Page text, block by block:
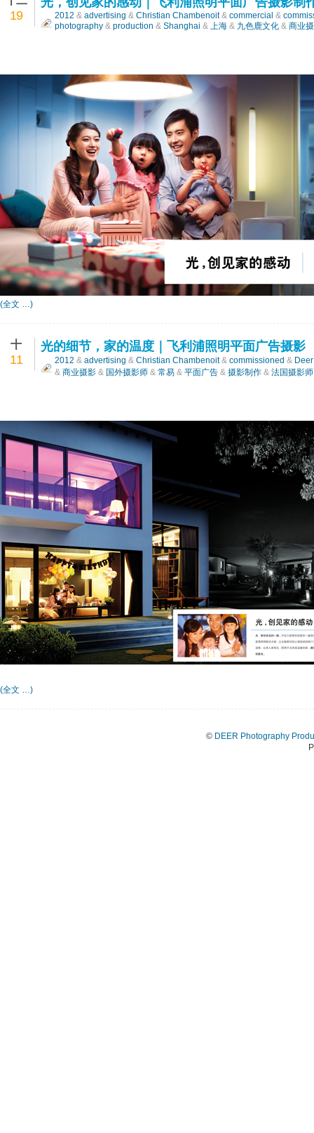
19 2012 & advertising & Christian Chambenoit& commercial &
photography & production & Shanghai & 上海 & 九色鹿文化 & 商业
(全文 …)
十
11
光的细节，家的温度｜飞利浦照明平面广告摄影
2012 & advertising & Christian Chambenoit& commissioned &
& 商业摄影 & 国外摄影师 & 常易 & 平面广告 & 摄影制作 & 法国摄影师
(全文 …)
© DEER Photography